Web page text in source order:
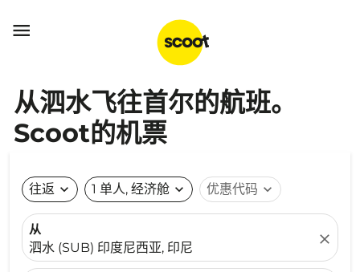

从泗水飞往首尔的航班。
Scoot的机票
往返 expand_more 1 单人, 经济舱 expand_more 优惠代码 expand_more
从
泗水 (SUB) 印度尼西亚, 印尼
close